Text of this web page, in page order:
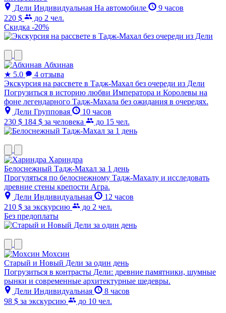
Дели Индивидуальная На автомобиле
9 часов
220 $
до 2 чел.
Скидка -20%
Абхинав
★ 5.0
4 отзыва
Экскурсия на рассвете в Тадж-Махал без очереди из Дели
Погрузиться в историю любви Императора и Королевы на
фоне легендарного Тадж-Махала без ожидания в очередях.
Дели Групповая
10 часов
230 $ 184 $ за человека до 15 чел.
Хариндра
Белоснежный Тадж-Махал за 1 день
Прогуляться по белоснежному Тадж-Махалу и исследовать
древние стены крепости Агра.
Дели Индивидуальная
12 часов
210 $ за экскурсию
до 2 чел.
Без предоплаты
Мохсин
Старый и Новый Дели за один день
Погрузиться в контрасты Дели: древние памятники, шумные
рынки и современные архитектурные шедевры.
Дели Индивидуальная
8 часов
98 $ за экскурсию до 10 чел.